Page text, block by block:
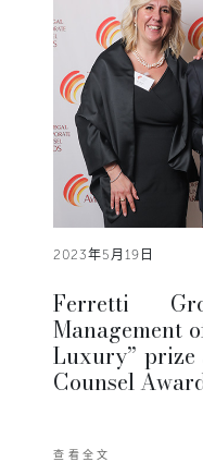
2023年5月19日
Ferretti
Management
Luxury”
Counsel
查看全文